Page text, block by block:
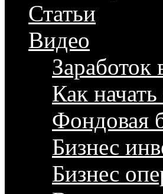
Статьи
Видео
Заработок
Как
Фондовая
Бизнес
Бизнес